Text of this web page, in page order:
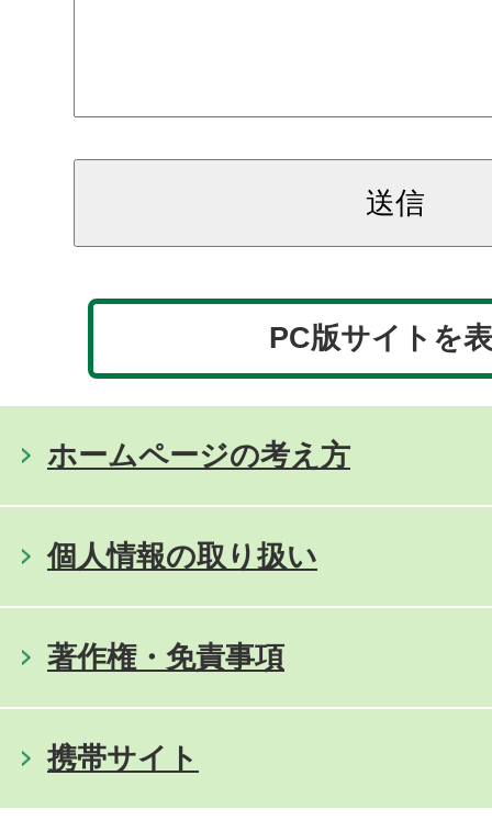
PC版サイトを
ホームページの考え方
個人情報の取り扱い
著作権・免責事項
携帯サイト